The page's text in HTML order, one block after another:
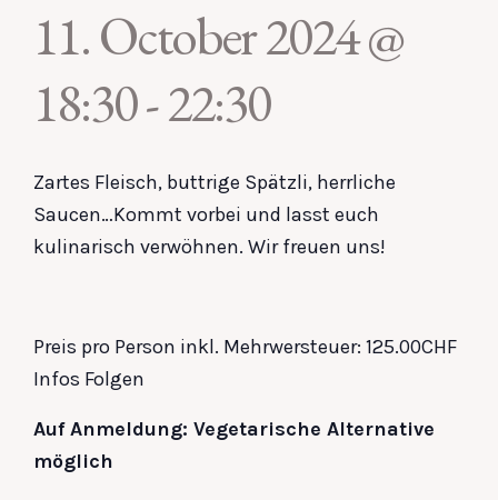
11. October 2024 @
18:30-22:30
Zartes Fleisch, buttrige Spätzli, herrliche
Saucen…Kommt vorbei und lasst euch
kulinarisch verwöhnen. Wir freuen uns!
Preis pro Person inkl. Mehrwersteuer: 125.00CHF
Infos Folgen
Auf Anmeldung: Vegetarische Alternative
möglich